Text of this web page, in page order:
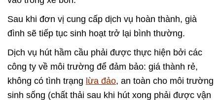
Sau khi đơn vị cung cấp dịch vụ hoàn thành, già
đình sẽ tiếp tục sinh hoạt trở lại bình thường.
Dịch vụ hút hầm cầu phải được thực hiện bởi các
công ty về môi trường để đảm bảo: giá thành rẻ,
không có tình trạng lừa đảo, an toàn cho môi trường
sinh sống (chất thải sau khi hút xong phải được vận